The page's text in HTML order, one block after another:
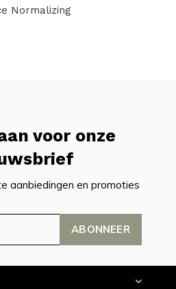
Normalizing
voor onze
aanbiedingen en promoties
ABONNEER